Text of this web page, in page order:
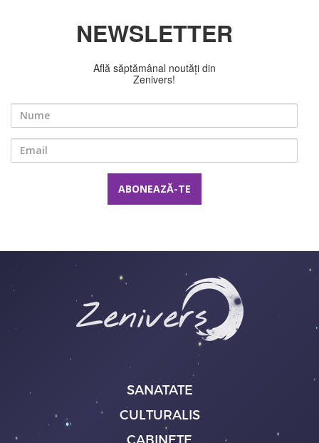
NEWSLETTER
Află săptămânal noutăți din
Zenivers!
SANATATE
CULTURALIS
CABINETE